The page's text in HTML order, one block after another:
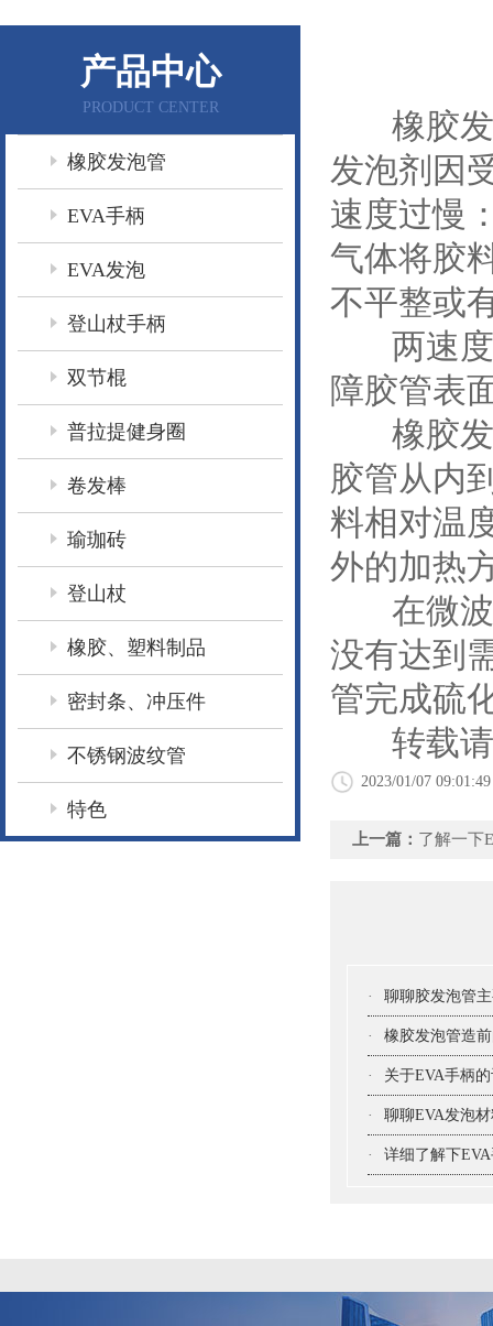
产品中心
PRODUCT CENTER
橡胶发泡管
EVA手柄
EVA发泡
登山杖手柄
双节棍
普拉提健身圈
卷发棒
瑜珈砖
登山杖
橡胶、塑料制品
密封条、冲压件
不锈钢波纹管
特色
橡胶发
发泡剂因
速度过慢
气体将胶
不平整或
两速度
障胶管表
橡胶发
胶管从内
料相对温
外的加热
在微波
没有达到
管完成硫
转载请
2023/01/07 09:01:49
上一篇： 了解一下
· 聊聊胶发泡管
· 橡胶发泡管造
· 关于EVA手柄
· 聊聊EVA发泡
· 详细了解下